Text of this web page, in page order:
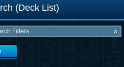
(Deck List)
Filters ∧